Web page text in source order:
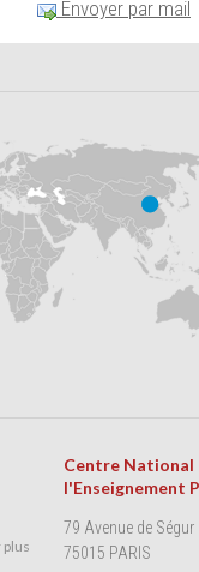
Envoyer par mail
plus
Centre National
l'Enseignement
79 Avenue de Ségur
75015 PARIS